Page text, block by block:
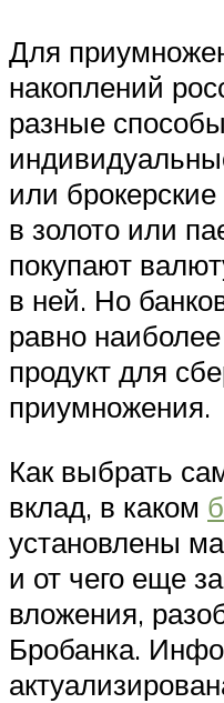
Для
накоплений
разные
или
в золото или
покупают
в ней. Но
равно
продукт для
приумножения.
Как выбрать
вклад, в каком
установлены
и от чего еще
вложения,
Бробанка.